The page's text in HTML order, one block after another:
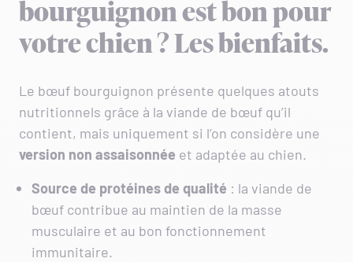
bourguignon est bon pour
votre chien ? Les bienfaits.
Le bœuf bourguignon présente quelques atouts
nutritionnels grâce à la viande de bœuf qu’il
contient, mais uniquement si l’on considère une
version non assaisonnée et adaptée au chien.
Source de protéines de qualité : la viande de
bœuf contribue au maintien de la masse
musculaire et au bon fonctionnement
immunitaire.